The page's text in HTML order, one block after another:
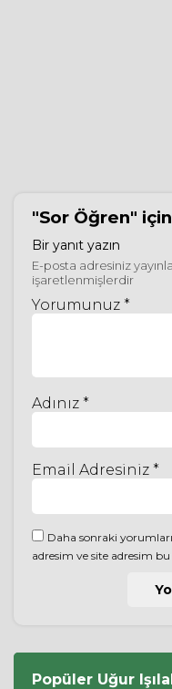
"Sor Öğren"
Bir yanıt yazın
E-posta adresiniz
işaretlenmişlerdir
Yorumunuz *
Adınız *
Email Adresiniz *
Daha sonraki
adresim ve site adresim bu
Popüler Uğur